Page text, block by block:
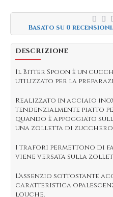
Basato su 0 recensioni.
DESCRIZIONE
Il Bitter Spoon è un
utilizzato per la
Realizzato in acciaio
tendenzialmente piatto
quando è appoggiato
una zolletta di zucchero
I trafori permettono di
viene versata sulla
L'assenzio sottostante
caratteristica
louche.